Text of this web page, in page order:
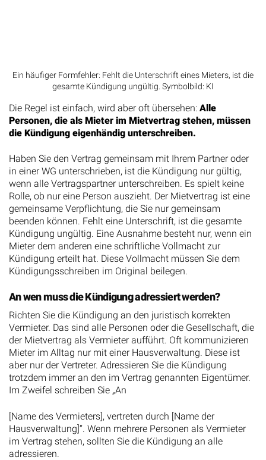
Ein häufiger Formfehler: Fehlt die Unterschrift eines Mieters, ist die
gesamte Kündigung ungültig. Symbolbild: KI
Die Regel ist einfach, wird aber oft übersehen: Alle
Personen, die als Mieter im Mietvertrag stehen, müssen
die Kündigung eigenhändig unterschreiben.
Haben Sie den Vertrag gemeinsam mit Ihrem Partner oder
in einer WG unterschrieben, ist die Kündigung nur gültig,
wenn alle Vertragspartner unterschreiben. Es spielt keine
Rolle, ob nur eine Person auszieht. Der Mietvertrag ist eine
gemeinsame Verpflichtung, die Sie nur gemeinsam
beenden können. Fehlt eine Unterschrift, ist die gesamte
Kündigung ungültig. Eine Ausnahme besteht nur, wenn ein
Mieter dem anderen eine schriftliche Vollmacht zur
Kündigung erteilt hat. Diese Vollmacht müssen Sie dem
Kündigungsschreiben im Original beilegen.
An wen muss die Kündigung adressiert werden?
Richten Sie die Kündigung an den juristisch korrekten
Vermieter. Das sind alle Personen oder die Gesellschaft, die
der Mietvertrag als Vermieter aufführt. Oft kommunizieren
Mieter im Alltag nur mit einer Hausverwaltung. Diese ist
aber nur der Vertreter. Adressieren Sie die Kündigung
trotzdem immer an den im Vertrag genannten Eigentümer.
Im Zweifel schreiben Sie „An
[Name des Vermieters], vertreten durch [Name der
Hausverwaltung]“. Wenn mehrere Personen als Vermieter
im Vertrag stehen, sollten Sie die Kündigung an alle
adressieren.